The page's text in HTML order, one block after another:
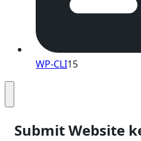
WP-CLI15
Submit Website